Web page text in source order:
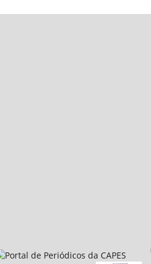
Universidade
Centro de Ciências
CEP 64.049-550,
E-mail: